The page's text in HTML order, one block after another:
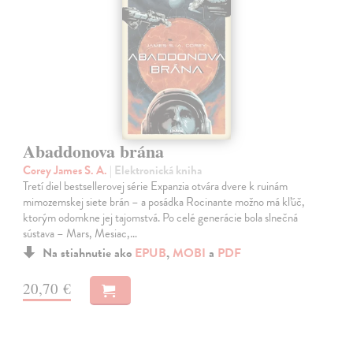
Abaddonova brána
Corey James S. A. | Elektronická kniha
Tretí diel bestsellerovej série Expanzia otvára dvere k ruinám
mimozemskej siete brán – a posádka Rocinante možno má kľúč,
ktorým odomkne jej tajomstvá. Po celé generácie bola slnečná
sústava – Mars, Mesiac,…
Na stiahnutie ako EPUB, MOBI a PDF
20,70 €